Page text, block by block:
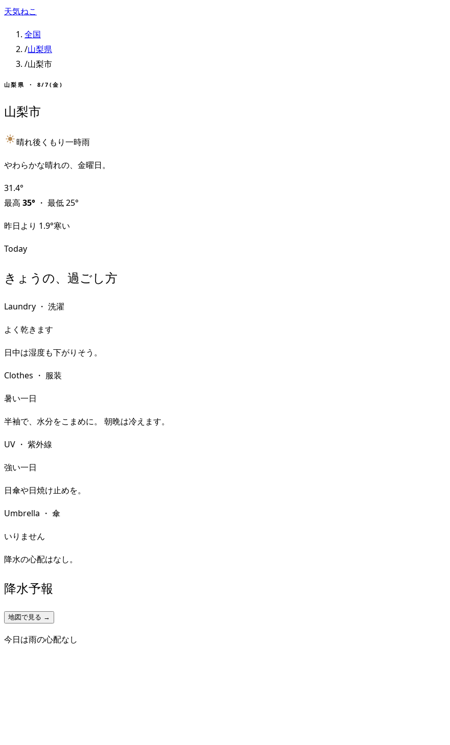
天気ねこ
全国
/山梨県
/山梨市
山梨県 ・ 8/7(金)
山梨市
晴れ後くもり一時雨
やわらかな晴れの、金曜日。
31.4°
最高 35° ・ 最低25°
昨日より 1.9°寒い
Today
きょうの、過ごし方
Laundry ・ 洗濯
よく乾きます
日中は湿度も下がりそう。
Clothes ・ 服装
暑い一日
半袖で、水分をこまめに。 朝晩は冷えます。
UV ・ 紫外線
強い一日
日傘や日焼け止めを。
Umbrella ・ 傘
いりません
降水の心配はなし。
降水予報
地図で見る →
今日は雨の心配なし